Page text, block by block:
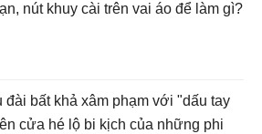
nút khuy cài trên vai áo để làm gì?
đài bất khả xâm phạm với "dấu tay
cửa hé lộ bi kịch của những phi